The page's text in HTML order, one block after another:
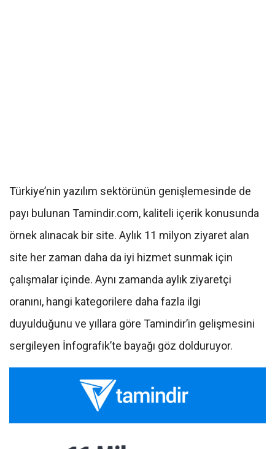
Türkiye’nin yazılım sektörünün genişlemesinde de
payı bulunan Tamindir.com, kaliteli içerik konusunda
örnek alınacak bir site. Aylık 11 milyon ziyaret alan
site her zaman daha da iyi hizmet sunmak için
çalışmalar içinde. Aynı zamanda aylık ziyaretçi
oranını, hangi kategorilere daha fazla ilgi
duyulduğunu ve yıllara göre Tamindir’in gelişmesini
sergileyen İnfografik’te bayağı göz dolduruyor.